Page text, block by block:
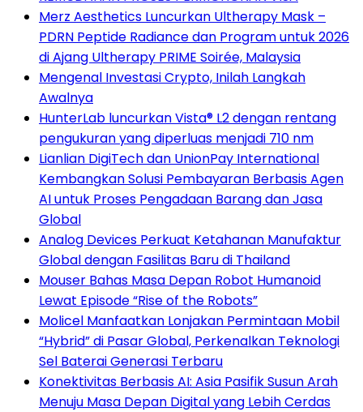
Merz Aesthetics Luncurkan Ultherapy Mask –
PDRN Peptide Radiance dan Program untuk 2026
di Ajang Ultherapy PRIME Soirée, Malaysia
Mengenal Investasi Crypto, Inilah Langkah
Awalnya
HunterLab luncurkan Vista® L2 dengan rentang
pengukuran yang diperluas menjadi 710 nm
Lianlian DigiTech dan UnionPay International
Kembangkan Solusi Pembayaran Berbasis Agen
AI untuk Proses Pengadaan Barang dan Jasa
Global
Analog Devices Perkuat Ketahanan Manufaktur
Global dengan Fasilitas Baru di Thailand
Mouser Bahas Masa Depan Robot Humanoid
Lewat Episode “Rise of the Robots”
Molicel Manfaatkan Lonjakan Permintaan Mobil
“Hybrid” di Pasar Global, Perkenalkan Teknologi
Sel Baterai Generasi Terbaru
Konektivitas Berbasis AI: Asia Pasifik Susun Arah
Menuju Masa Depan Digital yang Lebih Cerdas